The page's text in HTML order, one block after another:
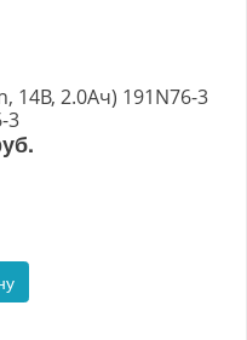
14В, 2.0Aч) 191N76-3
3